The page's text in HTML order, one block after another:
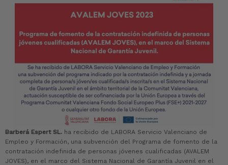
Barberá Espert SL. ha recibido de LABORA Servicio Valenciano de
Empleo y Formación, una subvención del Programa de fomento de la
contratación indefinida de personas jóvenes cualificadas (AVALEM
JOVES), en el marco del Sistema Nacional de Garantía Juvenil en el